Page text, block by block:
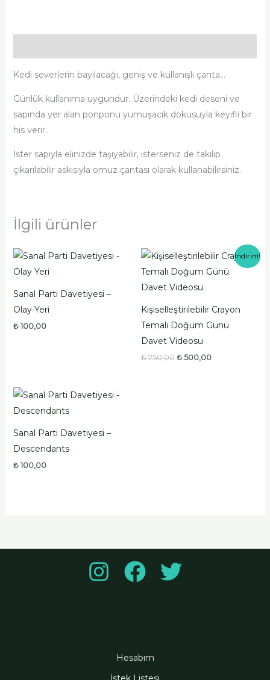
Kedi severlerin bayılacağı, geniş ve kullanışlı çanta…
Günlük kullanıma uygundur. Üzerindeki kedi deseni ve
sapında yer alan ponponu yumuşacık dokusuyla keyifli bir
his verir.
İster sapıyla elinizde taşıyabilir, isterseniz de takılıp
çıkarılabilir askısıyla omuz çantası olarak kullanabilirsiniz.
İlgili ürünler
Sanal Parti Davetiyesi –
Olay Yeri
₺100,00
İndirim!
Kişiselleştirilebilir Crayon
Temalı Doğum Günü
Davet Videosu
₺750,00
Orijinal
fiyat:
₺ 750,00.
₺ 500,00
Şu
andaki
fiyat:
Sanal Parti Davetiyesi –
Descendants
₺100,00
Hesabım